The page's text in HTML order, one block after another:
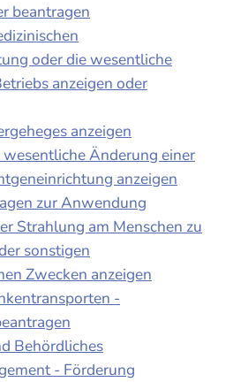
beantragen
oder die wesentliche
anzeigen oder
anzeigen
Änderung einer
anzeigen
zur Anwendung
Strahlung am Menschen zu
sonstigen
Zwecken anzeigen
-
Behördliches
- Förderung